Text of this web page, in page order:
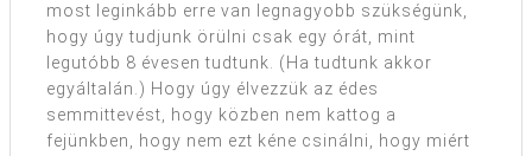
most leginkább erre van legnagyobb szükségünk,
hogy úgy tudjunk örülni csak egy órát, mint
legutóbb 8 évesen tudtunk. (Ha tudtunk akkor
egyáltalán.) Hogy úgy élvezzük az édes
semmittevést, hogy közben nem kattog a
fejünkben, hogy nem ezt kéne csinálni, hogy miért